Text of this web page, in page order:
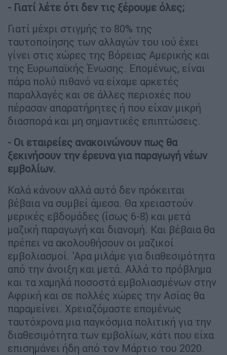
- Γιατί λέτε ότι δεν τις ξέρουμε όλες;
Γιατί μέχρι στιγμής το 80% της
ταυτοποίησης των αλλαγών του ιού έχει
γίνει στις χώρες της Βόρειας Αμερικής και
της Ευρωπαϊκής Ένωσης. Επομένως, είναι
πάρα πολύ πιθανό να είχαμε αρκετές
παραλλαγές και σε άλλες περιοχές που
πέρασαν απαρατήρητες ή που είχαν μικρή
διασπορά και μη σημαντικές επιπτώσεις.
- Οι εταιρείες ανακοινώνουν πως θα
ξεκινήσουν την έρευνα για παραγωγή νέων
εμβολίων.
Καλά κάνουν αλλά αυτό δεν πρόκειται
βέβαια να συμβεί άμεσα. Θα χρειαστούν
μερικές εβδομάδες (ίσως 6-8) και μετά
μαζική παραγωγή και διανομή. Και βέβαια θα
πρέπει να ακολουθήσουν οι μαζικοί
εμβολιασμοί. 'Αρα μιλάμε για διαθεσιμότητα
από την άνοιξη και μετά. Αλλά το πρόβλημα
και τα χαμηλά ποσοστά εμβολιασμένων στην
Αφρική και σε πολλές χώρες την Ασίας θα
παραμείνει. Χρειαζόμαστε επομένως
ταυτόχρονα μια παγκόσμια πολιτική για την
διαθεσιμότητα των εμβολίων, κάτι που είχα
επισημάνει ήδη από τον Μάρτιο του 2020.